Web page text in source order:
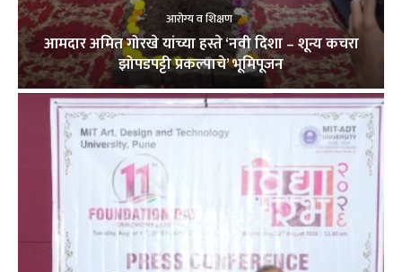
आरोग्य व शिक्षण
आमदार अमित गोरखे यांच्या हस्ते ‘नवी दिशा – शून्य कचरा
झोपडपट्टी प्रकल्पाचे’ भूमिपूजन